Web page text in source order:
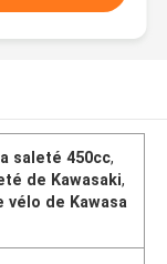
saleté 450cc,
de Kawasaki,
vélo de Kawasa